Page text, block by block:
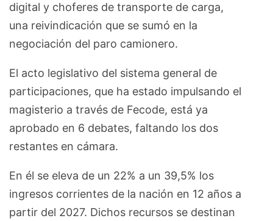
digital y choferes de transporte de carga,
una reivindicación que se sumó en la
negociación del paro camionero.
El acto legislativo del sistema general de
participaciones, que ha estado impulsando el
magisterio a través de Fecode, está ya
aprobado en 6 debates, faltando los dos
restantes en cámara.
En él se eleva de un 22% a un 39,5% los
ingresos corrientes de la nación en 12 años a
partir del 2027. Dichos recursos se destinan